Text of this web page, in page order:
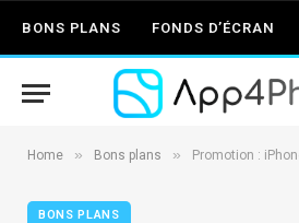
BONS PLANS FONDS D’ÉCRAN
Home » Bons plans » Promotion : iPhone
BONS PLANS